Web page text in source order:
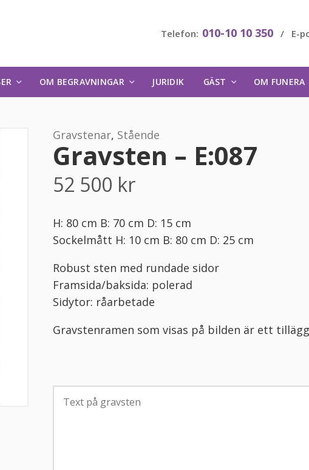
Telefon: 010-10 10 350 / E-
OM BEGRAVNINGAR JURIDIK GÄST OM FUNERA
Gravstenar, Stående
Gravsten – E:087
52 500 kr
H: 80 cm B: 70 cm D: 15 cm
Sockelmått H: 10 cm B: 80 cm D: 25 cm
Robust sten med rundade sidor
Framsida/baksida: polerad
Sidytor: råarbetade
Gravstenramen som visas på bilden är ett